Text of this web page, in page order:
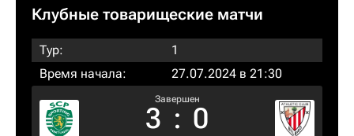
Клубные товарищеские матчи
Тур:
1
Время начала:
27.07.2024 в 21:30
Завершен
3 : 0